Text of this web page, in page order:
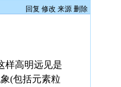
回复 修改 来源 删除
样高明远见是
(包括元素粒